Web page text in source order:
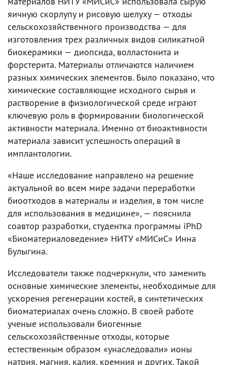
яичную скорлупу и рисовую шелуху — отходы
сельскохозяйственного производства — для
изготовления трех различных видов силикатной
биокерамики — диопсида, волластонита и
форстерита. Материалы отличаются наличием
разных химических элементов. Было показано, что
химические составляющие исходного сырья и
растворение в физиологической среде играют
ключевую роль в формировании биологической
активности материала. Именно от биоактивности
материала зависит успешность операций в
имплантологии.
«Наше исследование направлено на решение
актуальной во всем мире задачи переработки
биоотходов в материалы и изделия, в том числе
для использования в медицине», — пояснила
соавтор разработки, студентка программы iPhD
«Биоматериаловедение» НИТУ «МИСиС» Инна
Булыгина.
Исследователи также подчеркнули, что заменить
основные химические элементы, необходимые для
ускорения регенерации костей, в синтетических
биоматериалах очень сложно. В своей работе
ученые использовали биогенные
сельскохозяйственные отходы, которые
естественным образом «унаследовали» ионы
натрия, магния, калия, кремния и других. Такой